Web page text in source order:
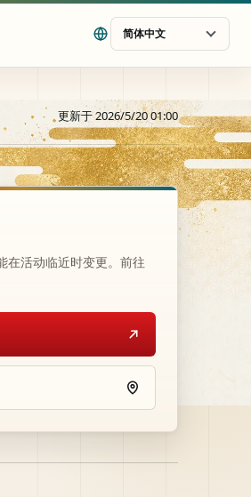
简体中文
更新于 2026/5/20 01:00
在活动临近时变更。前往